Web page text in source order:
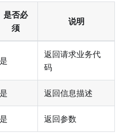
是否必
须
说明
是
返回请求业务代
码
是 返回信息描述
是 返回参数